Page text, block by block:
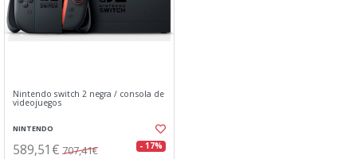
Nintendo switch 2 negra / consola de
videojuegos
NINTENDO
589,51€ 707,41€ - 17%